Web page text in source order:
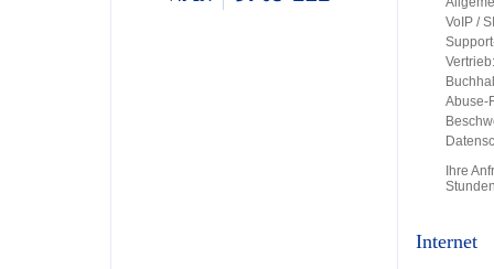
VoIP /
Vertrieb:
Abuse-
Ihre
Internet